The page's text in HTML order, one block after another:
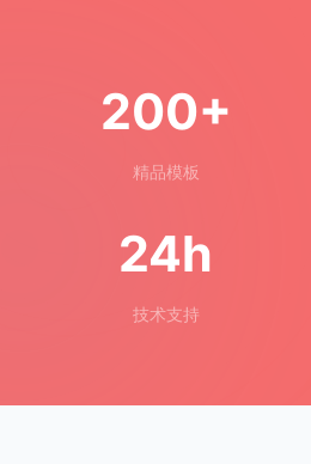
200+
精品模板
24h
技术支持